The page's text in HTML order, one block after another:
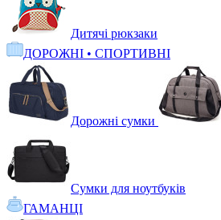
Дитячі рюкзаки
ДОРОЖНІ • СПОРТИВНІ
Дорожні сумки
Сумки для ноутбуків
ГАМАНЦІ